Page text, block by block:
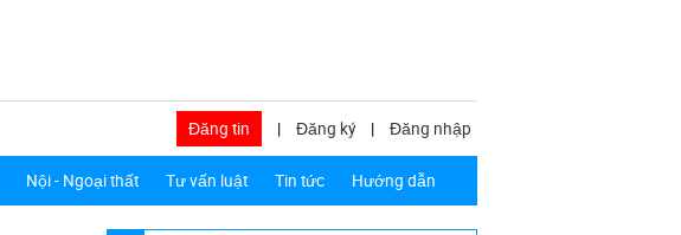
Đăng tin | Đăng ký | Đăng nhập
Nội - Ngoại thất Tư vấn luật Tin tức Hướng dẫn